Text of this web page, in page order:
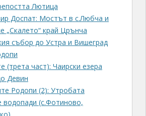
Лютица
Доспат: Мостът в с.Любча и
„Скалето“ край Црънча
събор до Устра и Вишеград
(трета част): Чаирски езера
Девин
Родопи (2): Утробата
водопади (с.Фотиново,